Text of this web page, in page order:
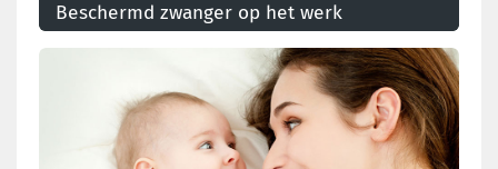
Beschermd zwanger op het werk
Ben je zwanger? Dan gelden er maatregelen om je te
beschermen tegen ontslag, overwerk, nachtwerk, …